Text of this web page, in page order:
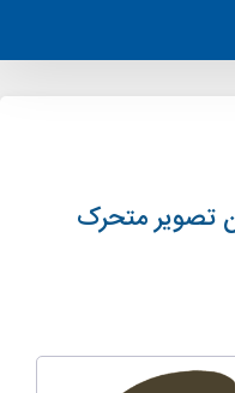
تصویر متحرک